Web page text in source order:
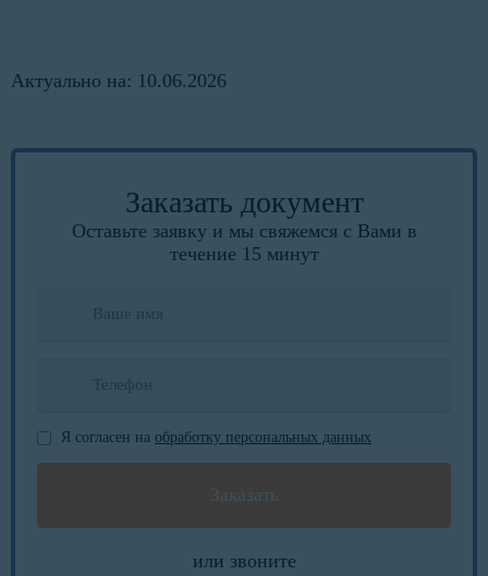
Актуально на: 10.06.2026
Заказать документ
Оставьте заявку и мы свяжемся с Вами в
течение 15 минут
Я согласен на обработку персональных данных
или звоните